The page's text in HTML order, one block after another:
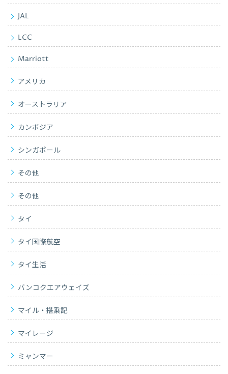
JAL
LCC
Marriott
アメリカ
オーストラリア
カンボジア
シンガポール
その他
その他
タイ
タイ国際航空
タイ生活
バンコクエアウェイズ
マイル・搭乗記
マイレージ
ミャンマー